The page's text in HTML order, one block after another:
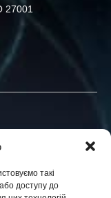
такі
доступу до
27001